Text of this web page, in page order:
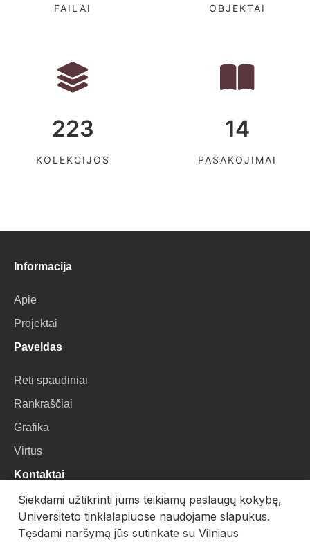
FAILAI OBJEKTAI
223
KOLEKCIJOS
14
PASAKOJIMAI
Informacija
Apie
Projektai
Paveldas
Reti spaudiniai
Rankraščiai
Grafika
Virtus
Kontaktai
VU Biblioteka
Universiteto g. 3, LT-01122, Vilnius
Siekdami užtikrinti jums teikiamų paslaugų kokybę,
Universiteto tinklalapiuose naudojame slapukus.
Tęsdami naršymą jūs sutinkate su Vilniaus